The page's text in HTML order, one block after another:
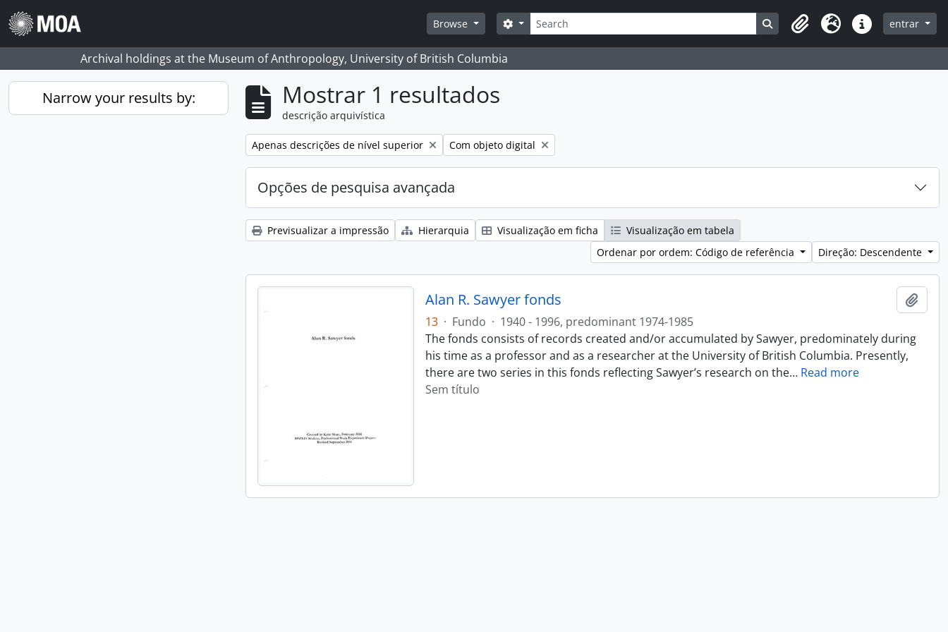
Skip to main content
Browse
Pesquisar
Search options Search in browse page
Clipboard
Idioma Ligações rápidas
entrar
Archival holdings at the Museum of Anthropology, University of British Columbia
Narrow your results by: Mostrar 1 resultados
descrição arquivística
Remove filter:
Apenas descrições de nível superior Remove filter:
Com objeto digital
Opções de pesquisa avançada
Previsualizar a impressão Hierarquia Visualização em ficha
Visualização em tabela
Ordenar por ordem: Código de referência
Direção: Descendente
Alan R. Sawyer fonds
13 · Fundo · 1940 - 1996, predominant 1974-1985
The fonds consists of records created and/or accumulated by Sawyer, predominately during
his time as a professor and as a researcher at the University of British Columbia. Presently,
there are two series in this fonds reflecting Sawyer’s research on the… Read more
Sem título